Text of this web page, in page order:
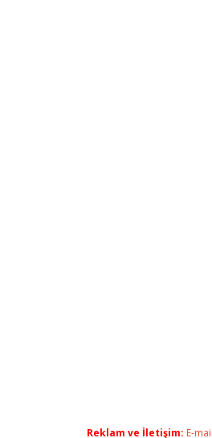
Reklam ve İletişim: E-